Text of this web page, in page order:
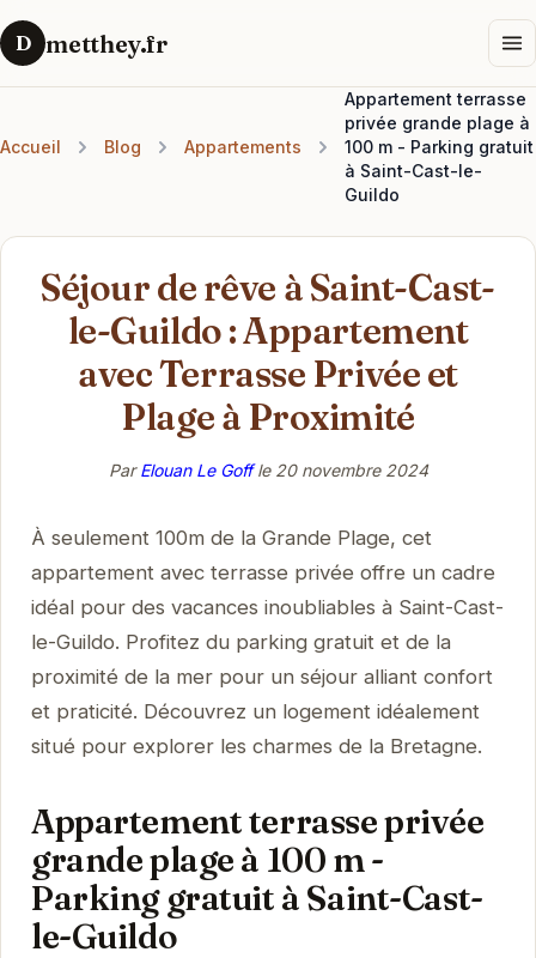
D metthey.fr
Accueil Blog Appartements
Appartement terrasse
privée grande plage à
100 m - Parking gratuit
à Saint-Cast-le-
Guildo
Séjour de rêve à Saint-Cast-
le-Guildo : Appartement
avec Terrasse Privée et
Plage à Proximité
ParElouan Le Goffle 20 novembre 2024
À seulement 100m de la Grande Plage, cet
appartement avec terrasse privée offre un cadre
idéal pour des vacances inoubliables à Saint-Cast-
le-Guildo. Profitez du parking gratuit et de la
proximité de la mer pour un séjour alliant confort
et praticité. Découvrez un logement idéalement
situé pour explorer les charmes de la Bretagne.
Appartement terrasse privée
grande plage à 100 m -
Parking gratuit à Saint-Cast-
le-Guildo